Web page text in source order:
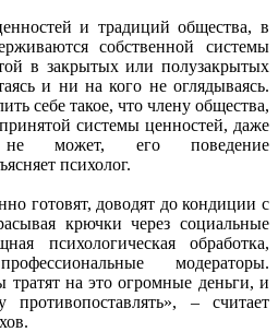
и традиций общества, в
собственной системы
в закрытых или полузакрытых
и ни на кого не оглядываясь.
себе такое, что члену общества,
системы ценностей, даже
может, его поведение
психолог.
готовят, доводят до кондиции с
крючки через социальные
психологическая обработка,
модераторы.
на это огромные деньги, и
– считает